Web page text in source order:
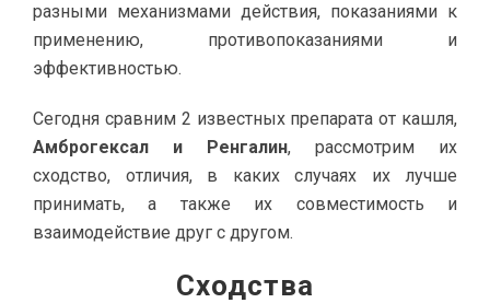
разными механизмами действия, показаниями к
применению, противопоказаниями и
эффективностью.
Сегодня сравним 2 известных препарата от кашля,
Амброгексал и Ренгалин, рассмотрим их
сходство, отличия, в каких случаях их лучше
принимать, а также их совместимость и
взаимодействие друг с другом.
Сходства